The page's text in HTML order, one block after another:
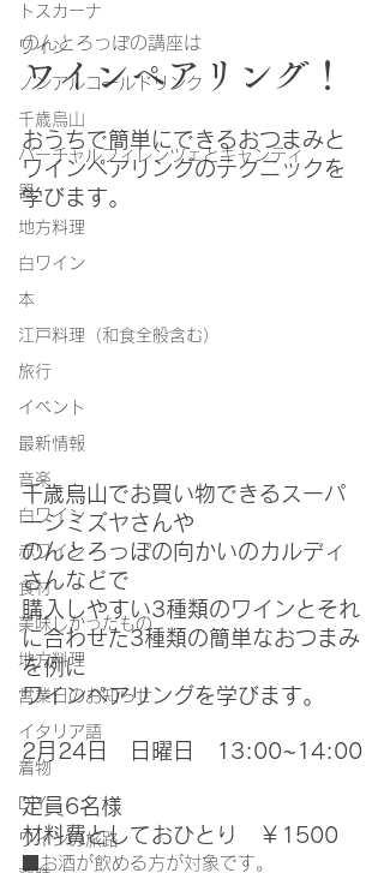
トスカーナ
ワイン
ノンアルコールドリンク
千歳烏山
バーチャルフィレンツェとキャンティ
器
地方料理
白ワイン
本
江戸料理（和食全般含む）
旅行
イベント
最新情報
音楽
白ワイン
赤ワイン
食材
美味しかったもの
地方料理
営業日のお知らせ
イタリア語
着物
DIY
ワインの旅路
のんとろっぽの講座は
ワインペアリング！
おうちで簡単にできるおつまみと
ワインペアリングのテクニックを
学びます。
千歳烏山でお買い物できるスーパ
ーシミズヤさんや
のんとろっぽの向かいのカルディ
さんなどで
購入しやすい3種類のワインとそれ
に合わせた3種類の簡単なおつまみ
を例に
ワインペアリングを学びます。
2月24日　日曜日　13:00~14:00
定員6名様
材料費としておひとり　￥1500
■お酒が飲める方が対象です。